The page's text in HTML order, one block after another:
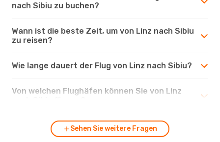
nach Sibiu zu buchen?
Wann ist die beste Zeit, um von Linz nach Sibiu
zu reisen?
Wie lange dauert der Flug von Linz nach Sibiu?
Von welchen Flughäfen können Sie von Linz
Sehen Sie weitere Fragen